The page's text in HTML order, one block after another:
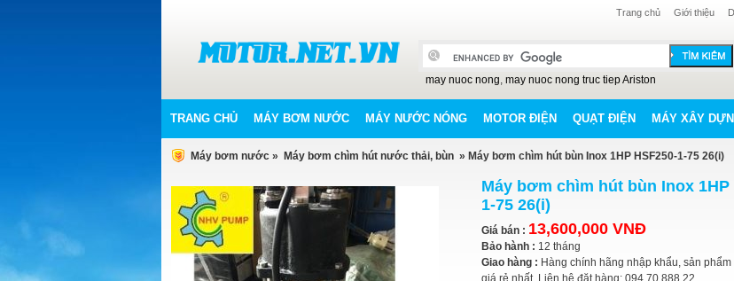
Trang chủ Giới thiệu
may nuoc nong, may nuoc nong truc tiep Ariston
TRANG CHỦ MÁY BƠM NƯỚC MÁY NƯỚC NÓNG MOTOR ĐIỆN QUẠT ĐIỆN MÁY XÂY
Máy bơm nước » Máy bơm chìm hút nước thải, bùn » Máy bơm chìm hút bùn Inox 1HP HSF250-1-75 26(i)
Máy bơm chìm hút bùn Inox 1HP
1-75 26(i)
Giá bán : 13,600,000 VNĐ
Bảo hành : 12 tháng
Giao hàng : Hàng chính hãng nhập khẩu, sản
giá rẻ nhất. Liên hệ đặt hàng: 094.70.888.22